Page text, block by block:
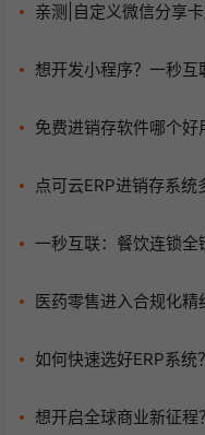
亲测|自定义微信分享
想开发小程序？一秒
免费进销存软件哪个好
点可云ERP进销存系
一秒互联：餐饮连锁
医药零售进入合规化精
如何快速选好ERP系
想开启全球商业新征